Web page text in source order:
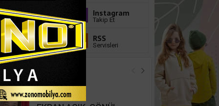
Youtube
Abone Ol
Instagram
Takip Et
Linkedin
Takip Et
RSS
Servisleri
Yazarları
Sucan